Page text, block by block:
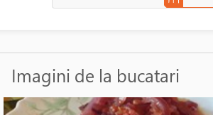
Imagini de la bucatari